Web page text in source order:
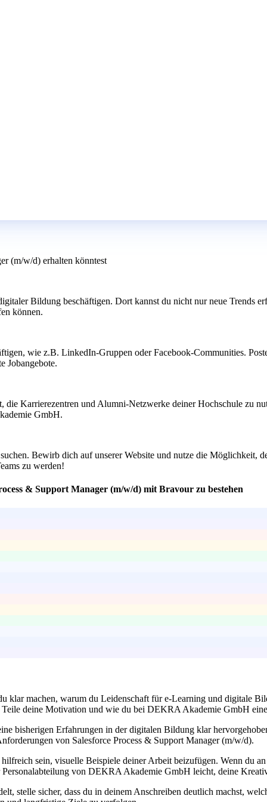
(m/w/d) erhalten könntest
Bildung beschäftigen. Dort kannst du nicht nur neue Trends
können.
wie z.B. LinkedIn-Gruppen oder Facebook-Communities.
Jobangebote.
Karrierezentren und Alumni-Netzwerke deiner Hochschule zu
GmbH.
Bewirb dich auf unserer Website und nutze die Möglichkeit,
zu werden!
& Support Manager (m/w/d) mit Bravour zu bestehen
klar machen, warum du Leidenschaft für e-Learning und digitale
deine Motivation und wie du bei DEKRA Akademie GmbH
bisherigen Erfahrungen in der digitalen Bildung klar
von Salesforce Process & Support Manager (m/w/d).
sein, visuelle Beispiele deiner Arbeit beizufügen. Wenn du
von DEKRA Akademie GmbH leicht, deine
stelle sicher, dass du in deinem Anschreiben deutlich machst,